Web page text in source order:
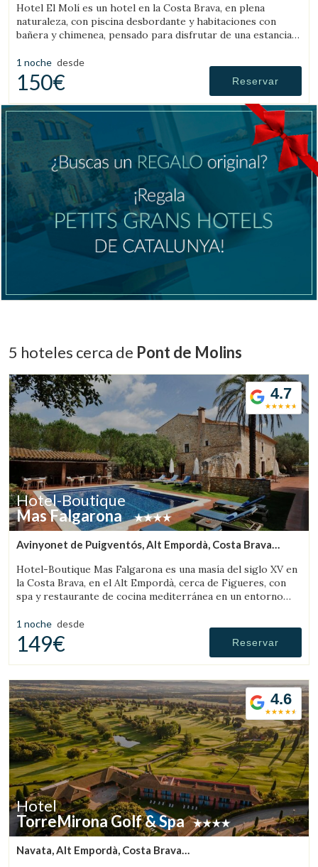
Hotel El Molí es un hotel en la Costa Brava, en plena
naturaleza, con piscina desbordante y habitaciones con
bañera y chimenea, pensado para disfrutar de una estancia
1 noche desde
150€ Reservar
5 hoteles cerca de Pont de Molins
4.7
Hotel-Boutique
Mas Falgarona
Avinyonet de Puigventós, Alt Empordà, Costa Brava
Hotel-Boutique Mas Falgarona es una masía del siglo XV en
la Costa Brava, en el Alt Empordà, cerca de Figueres, con
spa y restaurante de cocina mediterránea en un entorno
1 noche desde
149€ Reservar
4.6
Hotel
TorreMirona Golf & Spa
Navata, Alt Empordà, Costa Brava